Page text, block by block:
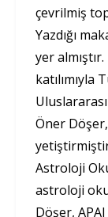
çevrilmiş
Yazdığı
yer
katılımıyla
Öner
Astroloji
astroloji
Döşer,